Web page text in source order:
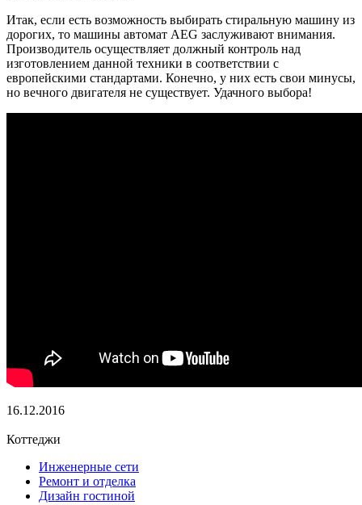
Итак, если есть возможность выбирать стиральную машину из
дорогих, то машины автомат AEG заслуживают внимания.
Производитель осуществляет должный контроль над
изготовлением данной техники в соответствии с
европейскими стандартами. Конечно, у них есть свои минусы,
но вечного двигателя не существует. Удачного выбора!
16.12.2016
Коттеджи
Инженерные сети
Ремонт и отделка
Дизайн гостиной